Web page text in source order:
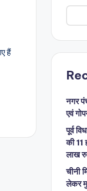
हैं
नगर
एवं
पूर्व
की 11
लाख
चीनी
लेकर